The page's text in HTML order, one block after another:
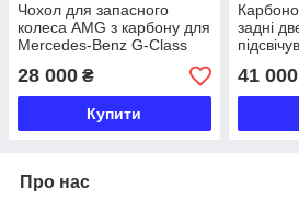
Чохол для запасного
колеса AMG з карбону для
Mercedes-Benz G-Class
28 000 ₴
Купити
задні
AMG
G-Class
41 000
Про нас